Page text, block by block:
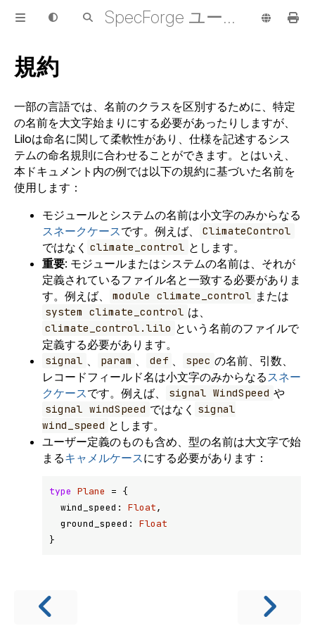
SpecForge ユーザーガイド
規約
一部の言語では、名前のクラスを区別するために、特定
の名前を大文字始まりにする必要があったりしますが、
Liloは命名に関して柔軟性があり、仕様を記述するシス
テムの命名規則に合わせることができます。とはいえ、
本ドキュメント内の例では以下の規約に基づいた名前を
使用します：
モジュールとシステムの名前は小文字のみからなる
スネークケースです。例えば、 ClimateControl
ではなく climate_control とします。
重要: モジュールまたはシステムの名前は、それが
定義されているファイル名と一致する必要がありま
す。例えば、
module climate_control または
system climate_control は、
climate_control.lilo という名前のファイルで
定義する必要があります。
signal param def spec の名前、引数、
レコードフィールド名は小文字のみからなる スネー
クケースです。例えば、 signal WindSpeed や
signal windSpeed ではなく signal
wind_speed とします。
ユーザー定義のものも含め、型の名前は大文字で始
まるキャメルケースにする必要があります：
type Plane
= {
  wind_speed:
Float,
  ground_speed:
Float